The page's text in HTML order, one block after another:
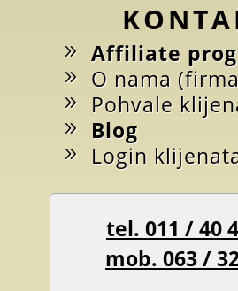
Affiliate
O nama
Pohvale
Blog
Login
tel. 011 / 40
mob. 063 /